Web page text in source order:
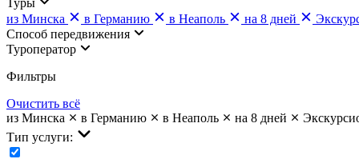
из Минска
в Германию в Неаполь на 8 дней
Cпособ передвижения
Туроператор
Фильтры
Очистить всё
из Минска
в Германию в Неаполь на 8 дней
Тип услуги: